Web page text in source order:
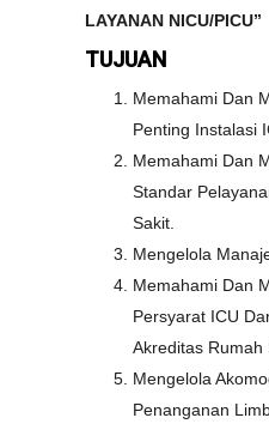
LAYANAN NICU/PICU”
TUJUAN
Memahami Dan
Penting Instalasi
Memahami Dan
Standar
Sakit.
Mengelola
Memahami Dan
Persyarat ICU
Akreditas Rumah
Mengelola
Penanganan